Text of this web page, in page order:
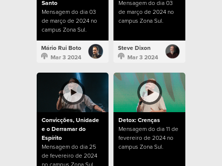
Santo
Mensagem do dia 03
de março de 2024 no
campus Zona Sul.
Mário Rui Boto
Mar 3 2024
Mensagem do dia 03
de março de 2024 no
campus Zona Sul.
Steve Dixon
Mar 3 2024
Convicções, Unidade
e o Derramar do
Espírito
Mensagem do dia 25
de fevereiro de 2024
no campus Zona Sul.
Detox: Crenças
Mensagem do dia 11 de
fevereiro de 2024 no
campus Zona Sul.